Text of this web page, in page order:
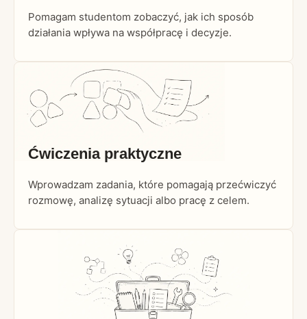
Pomagam studentom zobaczyć, jak ich sposób
działania wpływa na współpracę i decyzje.
Ćwiczenia praktyczne
Wprowadzam zadania, które pomagają przećwiczyć
rozmowę, analizę sytuacji albo pracę z celem.